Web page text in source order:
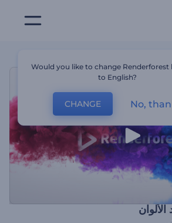
Would you like to change Renderforest
to English?
CHANGE No,